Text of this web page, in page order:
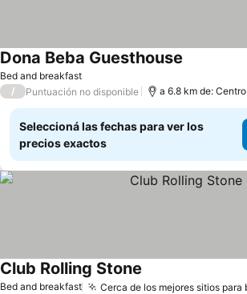
Bed and breakfast
Dona Beba Guesthouse
/ Puntuación no disponible a 6.8 km de:
Seleccioná las fechas para ver los
precios exactos
Bed and breakfast Cerca de los mejores sitios para
Club Rolling Stone